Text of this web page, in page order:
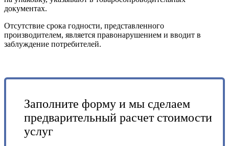
документах.
Отсутствие срока годности, представленного
производителем, является правонарушением и вводит в
заблуждение потребителей.
Заполните форму и мы сделаем
предварительный расчет стоимости
услуг